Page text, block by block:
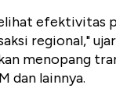
efektivitas
regional,"
menopang
dan lainnya.